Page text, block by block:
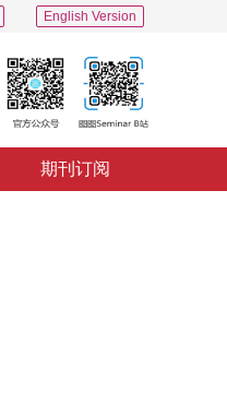
English Version
期刊订阅